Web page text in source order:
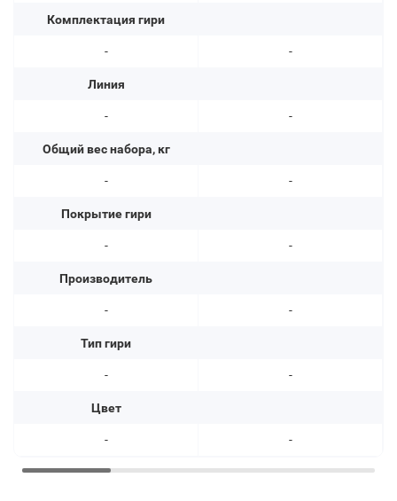
Комплектация гири
-
Линия
-
Общий вес набора, кг
-
Покрытие гири
-
Производитель
-
Тип гири
-
Цвет
-
-
-
-
-
-
-
-